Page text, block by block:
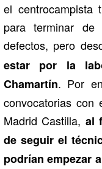
el centrocampista
para terminar
defectos, pero
estar por la
Chamartín. Por
convocatorias
Madrid Castilla, al
de seguir el
podrían empezar